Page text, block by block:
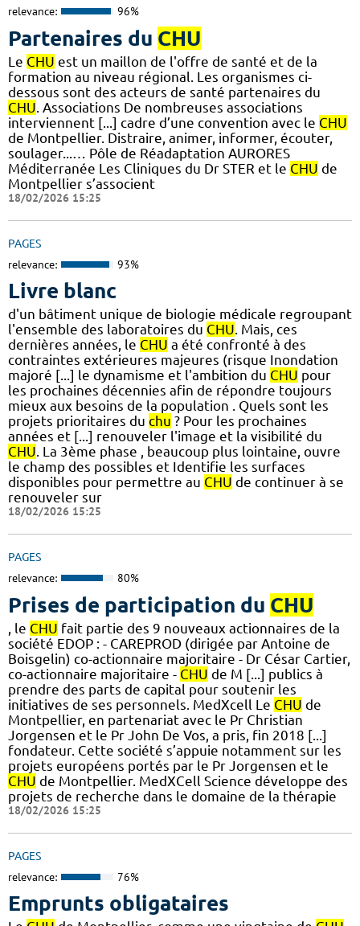
relevance: 96%
Partenaires du CHU
Le CHU est un maillon de l'offre de santé et de la
formation au niveau régional. Les organismes ci-
dessous sont des acteurs de santé partenaires du
CHU . Associations De nombreuses associations
interviennent [...] cadre d’une convention avec le CHU
de Montpellier. Distraire, animer, informer, écouter,
soulager...… Pôle de Réadaptation AURORES
Méditerranée Les Cliniques du Dr STER et le CHU de
Montpellier s’associent
18/02/2026 15:25
PAGES
relevance: 93%
Livre blanc
d'un bâtiment unique de biologie médicale regroupant
l'ensemble des laboratoires du CHU. Mais, ces
dernières années, le CHU a été confronté à des
contraintes extérieures majeures (risque Inondation
majoré [...] le dynamisme et l'ambition du CHU pour
les prochaines décennies afin de répondre toujours
mieux aux besoins de la population . Quels sont les
projets prioritaires du chu ? Pour les prochaines
années et [...] renouveler l'image et la visibilité du
CHU. La 3ème phase , beaucoup plus lointaine, ouvre
le champ des possibles et Identifie les surfaces
disponibles pour permettre au CHU de continuer à se
renouveler sur
18/02/2026 15:25
PAGES
relevance: 80%
Prises de participation du CHU
, le CHU fait partie des 9 nouveaux actionnaires de la
société EDOP : - CAREPROD (dirigée par Antoine de
Boisgelin) co-actionnaire majoritaire - Dr César Cartier,
co-actionnaire majoritaire - CHU de M [...] publics à
prendre des parts de capital pour soutenir les
initiatives de ses personnels. MedXcell Le CHU de
Montpellier, en partenariat avec le Pr Christian
Jorgensen et le Pr John De Vos, a pris, fin 2018 [...]
fondateur. Cette société s’appuie notamment sur les
projets européens portés par le Pr Jorgensen et le
CHU de Montpellier. MedXCell Science développe des
projets de recherche dans le domaine de la thérapie
18/02/2026 15:25
PAGES
relevance: 76%
Emprunts obligataires